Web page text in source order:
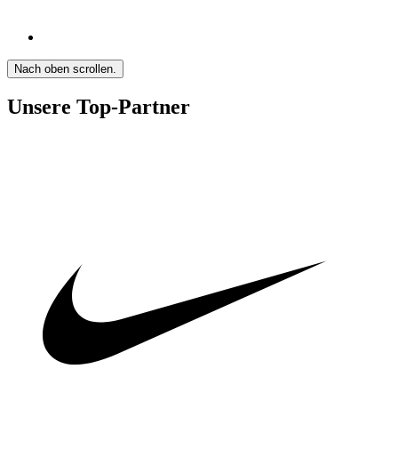
Nach oben scrollen.
Unsere Top-Partner